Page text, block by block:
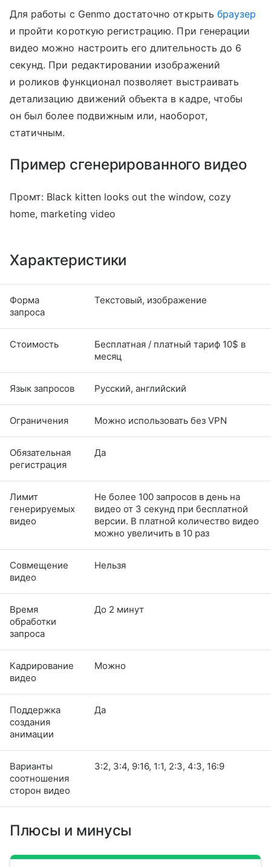
Для работы с Genmo достаточно открыть браузер
и пройти короткую регистрацию. При генерации
видео можно настроить его длительность до 6
секунд. При редактировании изображений
и роликов функционал позволяет выстраивать
детализацию движений объекта в кадре, чтобы
он был более подвижным или, наоборот,
статичным.
Пример сгенерированного видео
Промт: Black kitten looks out the window, cozy
home, marketing video
Характеристики
Форма
запроса
Текстовый, изображение
Стоимость
Бесплатная / платный тариф 10$ в
месяц
Язык запросов Русский, английский
Ограничения Можно использовать без VPN
Обязательная
регистрация
Да
Лимит
генерируемых
видео
Не более 100 запросов в день на
видео от 3 секунд при бесплатной
версии. В платной количество видео
можно увеличить в 10 раз
Совмещение
видео
Нельзя
Время
обработки
запроса
До 2 минут
Кадрирование
видео
Можно
Поддержка
создания
анимации
Да
Варианты
соотношения
сторон видео
3:2, 3:4, 9:16, 1:1, 2:3, 4:3, 16:9
Плюсы и минусы